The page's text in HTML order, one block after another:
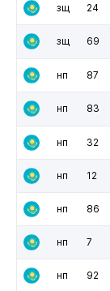
зщ 24
зщ 69
нп 87
нп 83
нп 32
нп 12
нп 86
нп 7
нп 92